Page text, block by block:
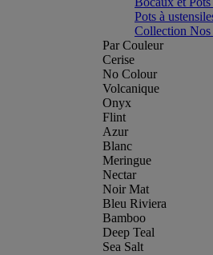
Pots à
Collection Nos
Par Couleur
Cerise
No Colour
Volcanique
Onyx
Flint
Azur
Blanc
Meringue
Nectar
Noir Mat
Bleu Riviera
Bamboo
Deep Teal
Sea Salt